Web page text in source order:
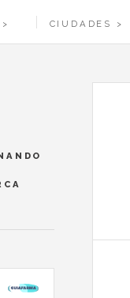
CIUDADES